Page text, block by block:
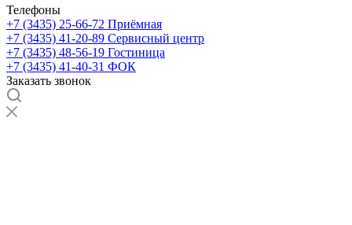
Телефоны
+7 (3435) 25-66-72 Приёмная
+7 (3435) 41-20-89 Сервисный центр
+7 (3435) 48-56-19 Гостиница
+7 (3435) 41-40-31 ФОК
Заказать звонок